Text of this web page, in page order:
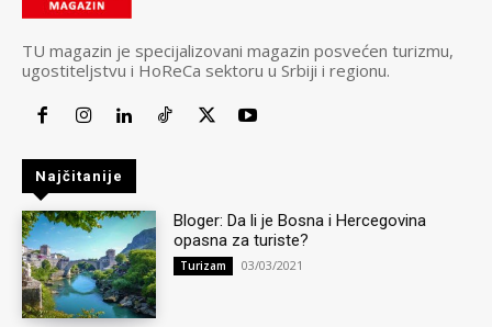
TU magazin je specijalizovani magazin posvećen turizmu,
ugostiteljstvu i HoReCa sektoru u Srbiji i regionu.
Najčitanije
Bloger: Da li je Bosna i Hercegovina
opasna za turiste?
Turizam 03/03/2021